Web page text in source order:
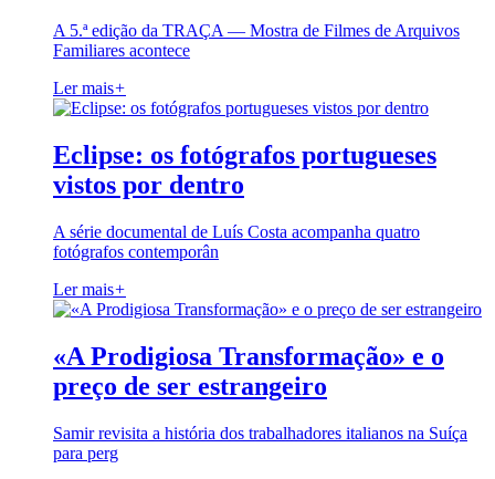
A 5.ª edição da TRAÇA — Mostra de Filmes de Arquivos
Familiares acontece
Ler mais+
Eclipse: os fotógrafos portugueses
vistos por dentro
A série documental de Luís Costa acompanha quatro
fotógrafos contemporân
Ler mais+
«A Prodigiosa Transformação» e o
preço de ser estrangeiro
Samir revisita a história dos trabalhadores italianos na Suíça
para perg